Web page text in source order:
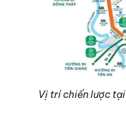
Vị trí chiến lược